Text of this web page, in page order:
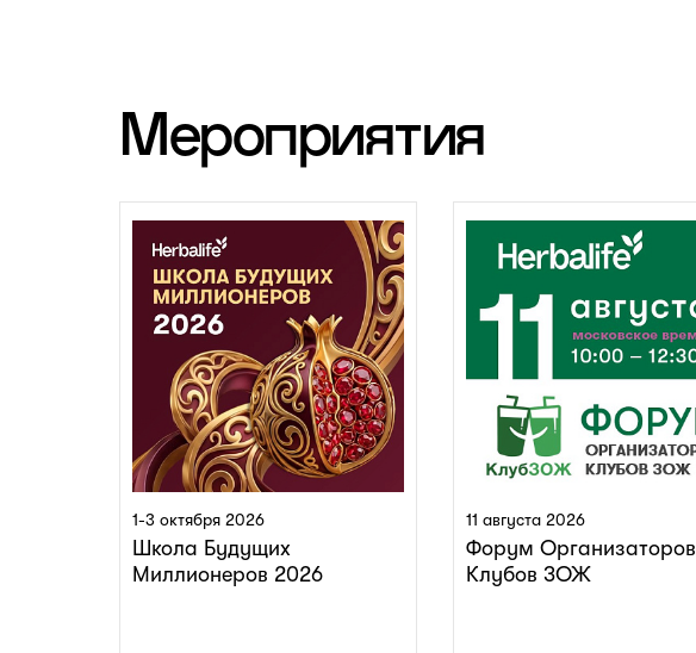
Мероприятия
Школа Будущих
Миллионеров 2026
1-3 октября 2026
Форум Организаторов
Клубов ЗОЖ
11 августа 2026